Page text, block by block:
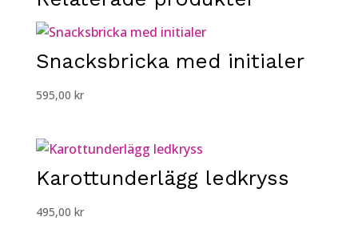
Snacksbricka med initialer
595,00 kr
Karottunderlägg ledkryss
495,00 kr